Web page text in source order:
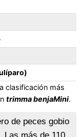
clasificación más
trimma benjaMini.
de peces gobio